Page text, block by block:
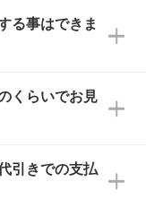
る事はできま
『ゲストの
、ご依頼く
くらいでお見
ります。混
くこともご
引きでの支払